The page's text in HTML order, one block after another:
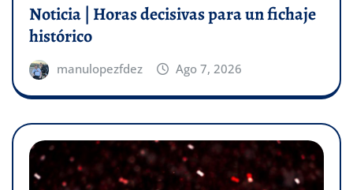
Noticia | Horas decisivas para un fichaje
histórico
manulopezfdez Ago 7, 2026